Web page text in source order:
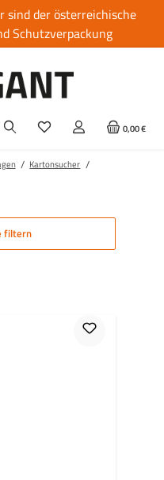
sind der österreichische
Schutzverpackung
0,00 €
/ Kartonsucher /
filtern